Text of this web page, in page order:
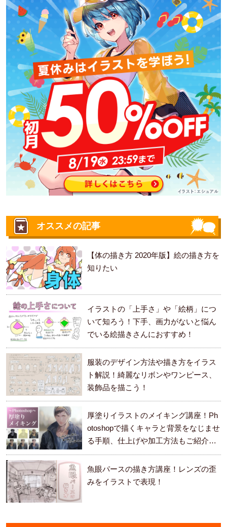
オススメの記事
【体の描き方 2020年版】絵の描き方を
知りたい
イラストの「上手さ」や「絵柄」につ
いて知ろう！下手、画力がないと悩ん
でいる絵描きさんにおすすめ！
服装のデザイン方法や描き方をイラス
ト解説！綺麗なリボンやワンピース、
装飾品を描こう！
厚塗りイラストのメイキング講座！Ph
otoshopで描くキャラと背景をなじませ
る手順、仕上げや加工方法もご紹介し
ます。
魚眼パースの描き方講座！レンズの歪
みをイラストで表現！